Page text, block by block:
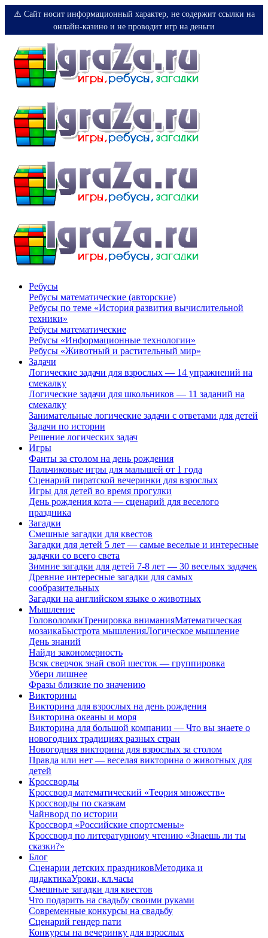
⚠️ Сайт носит информационный характер, не содержит ссылки на
онлайн-казино и не проводит игр на деньги
Ребусы
Ребусы математические (авторские)
Ребусы по теме «История развития вычислительной
техники»
Ребусы математические
Ребусы «Информационные технологии»
Ребусы «Животный и растительный мир»
Задачи
Логические задачи для взрослых — 14 упражнений на
смекалку
Логические задачи для школьников — 11 заданий на
смекалку
Занимательные логические задачи с ответами для детей
Задачи по истории
Решение логических задач
Игры
Фанты за столом на день рождения
Пальчиковые игры для малышей от 1 года
Сценарий пиратской вечеринки для взрослых
Игры для детей во время прогулки
День рождения кота — сценарий для веселого
праздника
Загадки
Смешные загадки для квестов
Загадки для детей 5 лет — самые веселые и интересные
задачки со всего света
Зимние загадки для детей 7-8 лет — 30 веселых задачек
Древние интересные загадки для самых
сообразительных
Загадки на английском языке о животных
Мышление
ГоловоломкиТренировка вниманияМатематическая
мозаикаБыстрота мышленияЛогическое мышление
День знаний
Найди закономерность
Всяк сверчок знай свой шесток — группировка
Убери лишнее
Фразы близкие по значению
Викторины
Викторина для взрослых на день рождения
Викторина океаны и моря
Викторина для большой компании — Что вы знаете о
новогодних традициях разных стран
Новогодняя викторина для взрослых за столом
Правда или нет — веселая викторина о животных для
детей
Кроссворды
Кроссворд математический «Теория множеств»
Кроссворды по сказкам
Чайнворд по истории
Кроссворд «Российские спортсмены»
Кроссворд по литературному чтению «Знаешь ли ты
сказки?»
Блог
Сценарии детских праздниковМетодика и
дидактикаУроки, кл.часы
Смешные загадки для квестов
Что подарить на свадьбу своими руками
Современные конкурсы на свадьбу
Сценарий гендер пати
Конкурсы на вечеринку для взрослых